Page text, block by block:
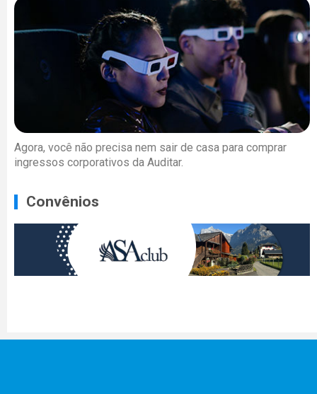
Agora, você não precisa nem sair de casa para comprar
ingressos corporativos da Auditar.
Convênios